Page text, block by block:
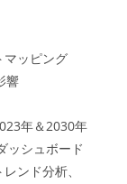
マッピング
響
年＆2030年
ッシュボード
ンド分析、